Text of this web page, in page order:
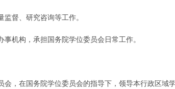
督、研究咨询等工作。
构，承担国务院学位委员会日常工作。
在国务院学位委员会的指导下，领导本行政区域